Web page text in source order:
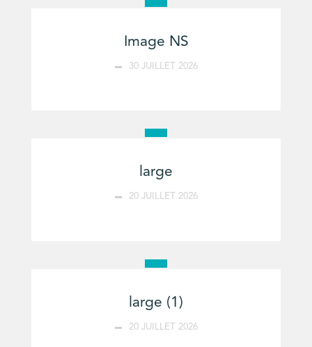
Image NS
30 JUILLET 2026
large
20 JUILLET 2026
large (1)
20 JUILLET 2026